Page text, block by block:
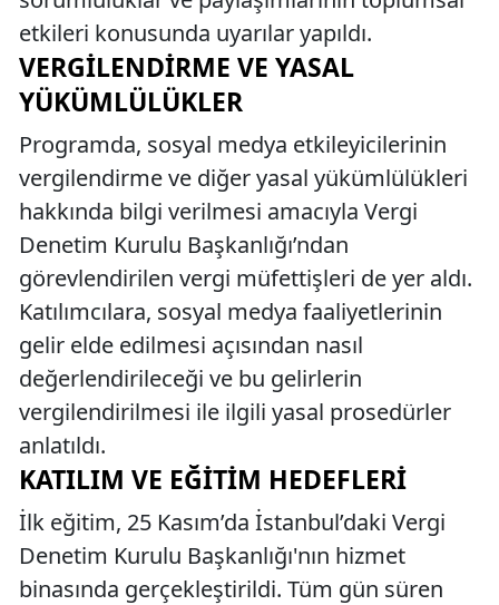
etkileri konusunda uyarılar yapıldı.
VERGILENDIRME VE YASAL
YÜKÜMLÜLÜKLER
Programda, sosyal medya etkileyicilerinin
vergilendirme ve diğer yasal yükümlülükleri
hakkında bilgi verilmesi amacıyla Vergi
Denetim Kurulu Başkanlığı’ndan
görevlendirilen vergi müfettişleri de yer aldı.
Katılımcılara, sosyal medya faaliyetlerinin
gelir elde edilmesi açısından nasıl
değerlendirileceği ve bu gelirlerin
vergilendirilmesi ile ilgili yasal prosedürler
anlatıldı.
KATILIM VE EĞITIM HEDEFLERI
İlk eğitim, 25 Kasım’da İstanbul’daki Vergi
Denetim Kurulu Başkanlığı'nın hizmet
binasında gerçekleştirildi. Tüm gün süren